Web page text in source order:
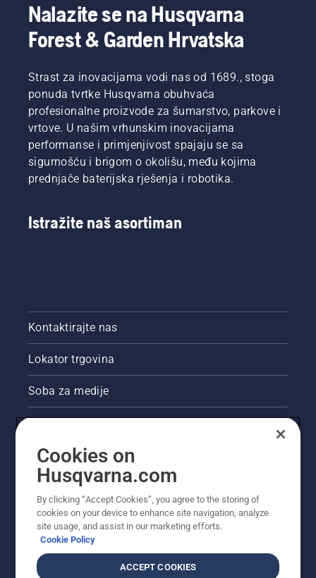
Nalazite se na Husqvarna
Forest & Garden Hrvatska
Strast za inovacijama vodi nas od 1689., stoga
ponuda tvrtke Husqvarna obuhvaća
profesionalne proizvode za šumarstvo, parkove i
vrtove. U našim vrhunskim inovacijama
performanse i primjenjivost spajaju se sa
sigurnošću i brigom o okolišu, među kojima
prednjače baterijska rješenja i robotika.
Istražite naš asortiman
Kontaktirajte nas
Lokator trgovina
Soba za medije
Akcije
Pravne informacije o proizvodu
Ostale stranice tvrtke Husqvarna
Cookies on
Husqvarna.com
By clicking “Accept Cookies”, you agree to the storing of
cookies on your device to enhance site navigation, analyze
site usage, and assist in our marketing efforts.
Cookie Policy
ACCEPT COOKIES